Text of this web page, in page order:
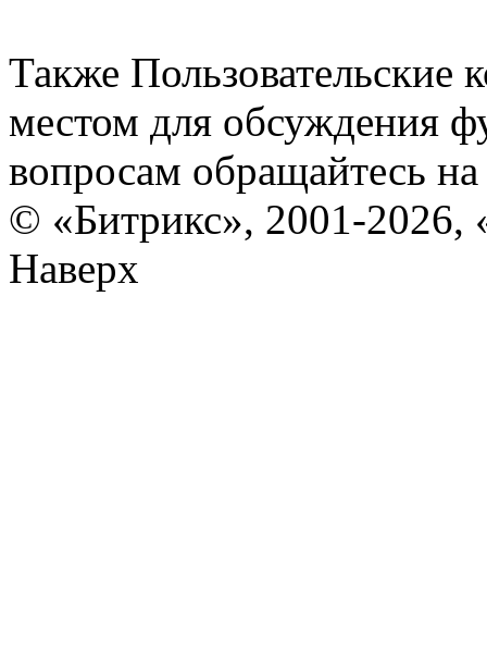
Также Пользовательские
местом для обсуждения
вопросам обращайтесь
© «Битрикс», 2001-2026,
Наверх